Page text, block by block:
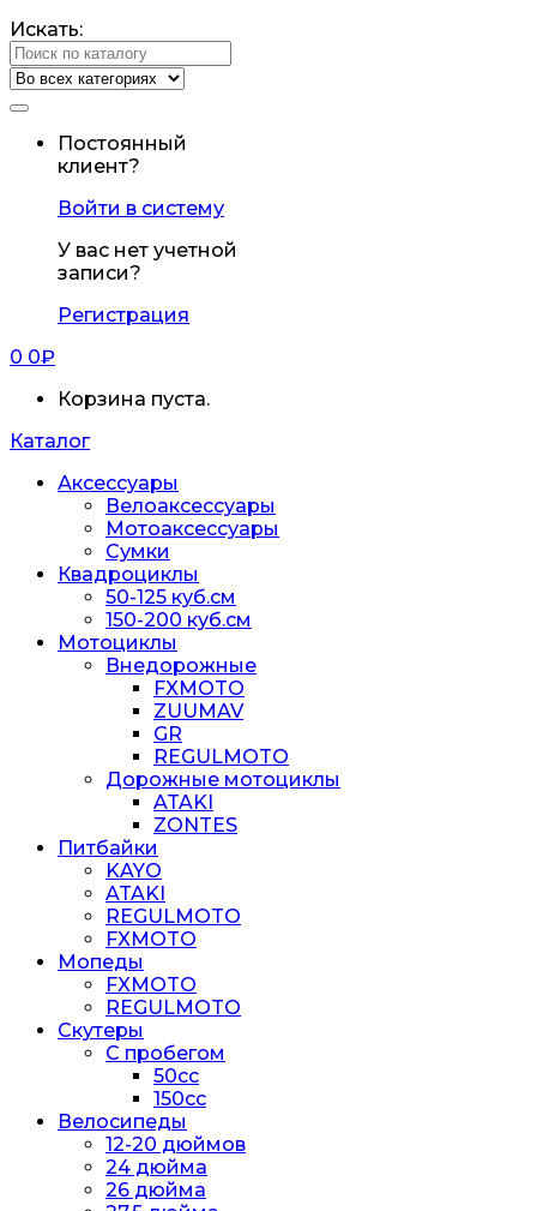
Искать:
Постоянный
клиент?
Войти в систему
У вас нет учетной
записи?
Регистрация
0 0₽
Корзина пуста.
Каталог
Аксессуары
Велоаксессуары
Мотоаксессуары
Сумки
Квадроциклы
50-125 куб.см
150-200 куб.см
Мотоциклы
Внедорожные
FXMOTO
ZUUMAV
GR
REGULMOTO
Дорожные мотоциклы
ATAKI
ZONTES
Питбайки
KAYO
ATAKI
REGULMOTO
FXMOTO
Мопеды
FXMOTO
REGULMOTO
Скутеры
С пробегом
50cc
150cc
Велосипеды
12-20 дюймов
24 дюйма
26 дюйма